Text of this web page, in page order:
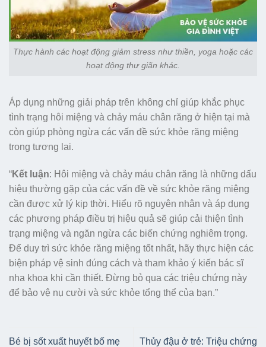
Thực hành các hoạt động giảm stress như thiền, yoga hoặc các
hoạt động thư giãn khác.
Áp dụng những giải pháp trên không chỉ giúp khắc phục
tình trạng hôi miệng và chảy máu chân răng ở hiện tại mà
còn giúp phòng ngừa các vấn đề sức khỏe răng miệng
trong tương lai.
“Kết luận: Hôi miệng và chảy máu chân răng là những dấu
hiệu thường gặp của các vấn đề về sức khỏe răng miệng
cần được xử lý kịp thời. Hiểu rõ nguyên nhân và áp dụng
các phương pháp điều trị hiệu quả sẽ giúp cải thiện tình
trạng miệng và ngăn ngừa các biến chứng nghiêm trọng.
Để duy trì sức khỏe răng miệng tốt nhất, hãy thực hiện các
biện pháp vệ sinh đúng cách và tham khảo ý kiến bác sĩ
nha khoa khi cần thiết. Đừng bỏ qua các triệu chứng này
để bảo vệ nụ cười và sức khỏe tổng thể của bạn.”
Bé bị sốt xuất huyết bố mẹ
Thủy đậu ở trẻ: Triệu chứng